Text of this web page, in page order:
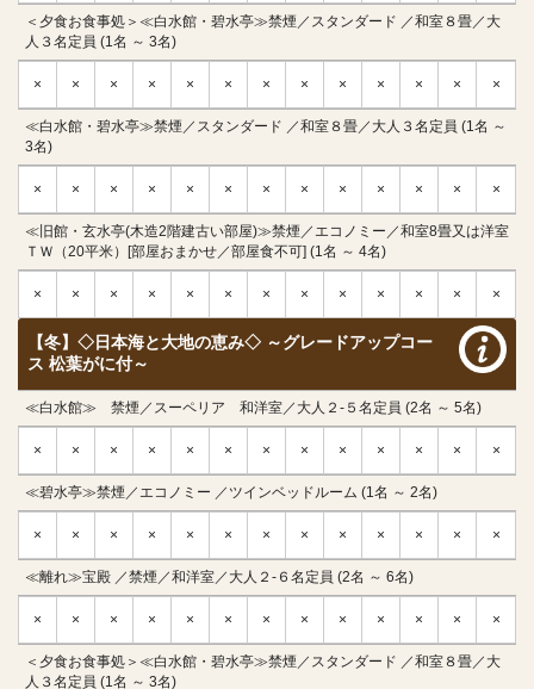
＜夕食お食事処＞≪白水館・碧水亭≫禁煙／スタンダード ／和室８畳／大
人３名定員 (1名 ～ 3名)
× × × × × × × × × × × × ×
≪白水館・碧水亭≫禁煙／スタンダード ／和室８畳／大人３名定員 (1名 ～
3名)
× × × × × × × × × × × × ×
≪旧館・玄水亭(木造2階建古い部屋)≫禁煙／エコノミー／和室8畳又は洋室
ＴＷ（20平米）[部屋おまかせ／部屋食不可] (1名 ～ 4名)
× × × × × × × × × × × × ×
【冬】◇日本海と大地の恵み◇ ～グレードアップコー
ス 松葉がに付～
≪白水館≫ 禁煙／スーペリア 和洋室／大人２-５名定員 (2名 ～ 5名)
× × × × × × × × × × × × ×
≪碧水亭≫禁煙／エコノミー ／ツインベッドルーム (1名 ～ 2名)
× × × × × × × × × × × × ×
≪離れ≫宝殿 ／禁煙／和洋室／大人２-６名定員 (2名 ～ 6名)
× × × × × × × × × × × × ×
＜夕食お食事処＞≪白水館・碧水亭≫禁煙／スタンダード ／和室８畳／大
人３名定員 (1名 ～ 3名)